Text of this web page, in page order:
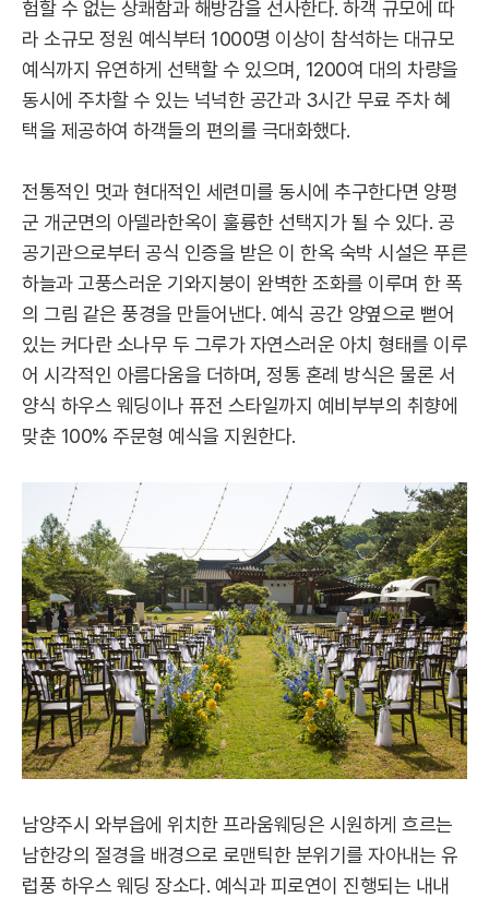
험할 수 없는 상쾌함과 해방감을 선사한다. 하객 규모에 따
라 소규모 정원 예식부터 1000명 이상이 참석하는 대규모
예식까지 유연하게 선택할 수 있으며, 1200여 대의 차량을
동시에 주차할 수 있는 넉넉한 공간과 3시간 무료 주차 혜
택을 제공하여 하객들의 편의를 극대화했다.
전통적인 멋과 현대적인 세련미를 동시에 추구한다면 양평
군 개군면의 아델라한옥이 훌륭한 선택지가 될 수 있다. 공
공기관으로부터 공식 인증을 받은 이 한옥 숙박 시설은 푸른
하늘과 고풍스러운 기와지붕이 완벽한 조화를 이루며 한 폭
의 그림 같은 풍경을 만들어낸다. 예식 공간 양옆으로 뻗어
있는 커다란 소나무 두 그루가 자연스러운 아치 형태를 이루
어 시각적인 아름다움을 더하며, 정통 혼례 방식은 물론 서
양식 하우스 웨딩이나 퓨전 스타일까지 예비부부의 취향에
맞춘 100% 주문형 예식을 지원한다.
남양주시 와부읍에 위치한 프라움웨딩은 시원하게 흐르는
남한강의 절경을 배경으로 로맨틱한 분위기를 자아내는 유
럽풍 하우스 웨딩 장소다. 예식과 피로연이 진행되는 내내